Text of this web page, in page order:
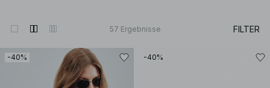
57 Ergebnisse FILTER
-40% -40%